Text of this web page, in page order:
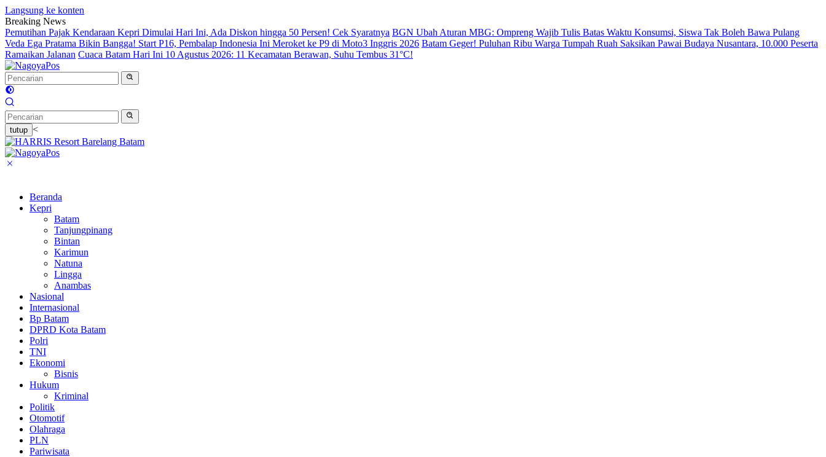
Langsung ke konten
Breaking News
Pemutihan Pajak Kendaraan Kepri Dimulai Hari Ini, Ada Diskon hingga 50 Persen! Cek Syaratnya BGN Ubah Aturan MBG: Ompreng Wajib Tulis Batas Waktu Konsumsi, Siswa Tak Boleh Bawa Pulang
Veda Ega Pratama Bikin Bangga! Start P16, Pembalap Indonesia Ini Meroket ke P9 di Moto3 Inggris 2026 Batam Geger! Puluhan Ribu Warga Tumpah Ruah Saksikan Pawai Budaya Nusantara, 10.000 Peserta
Ramaikan Jalanan Cuaca Batam Hari Ini 10 Agustus 2026: 11 Kecamatan Berawan, Suhu Tembus 31°C!
tutup <
Beranda
Kepri
Batam
Tanjungpinang
Bintan
Karimun
Natuna
Lingga
Anambas
Nasional
Internasional
Bp Batam
DPRD Kota Batam
Polri
TNI
Ekonomi
Bisnis
Hukum
Kriminal
Politik
Otomotif
Olahraga
PLN
Pariwisata